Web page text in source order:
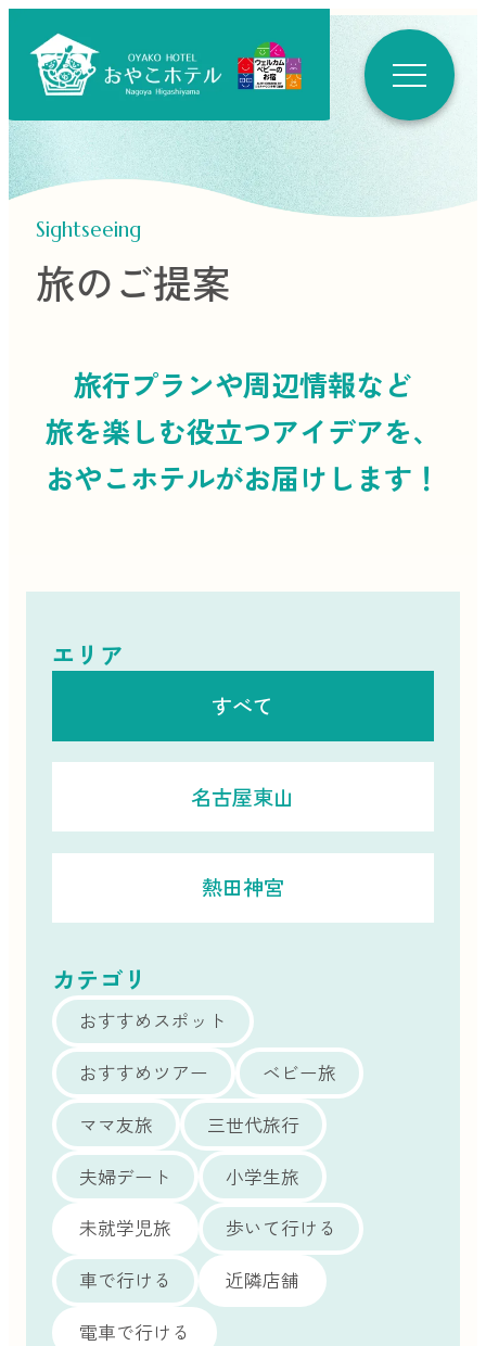
Sightseeing
旅のご提案
旅行プランや周辺情報など
旅を楽しむ役立つアイデアを、
おやこホテルがお届けします！
エリア
すべて
名古屋東山
熱田神宮
カテゴリ
おすすめスポット
おすすめツアー
ベビー旅
ママ友旅
三世代旅行
夫婦デート
小学生旅
未就学児旅
歩いて行ける
車で行ける
近隣店舗
電車で行ける